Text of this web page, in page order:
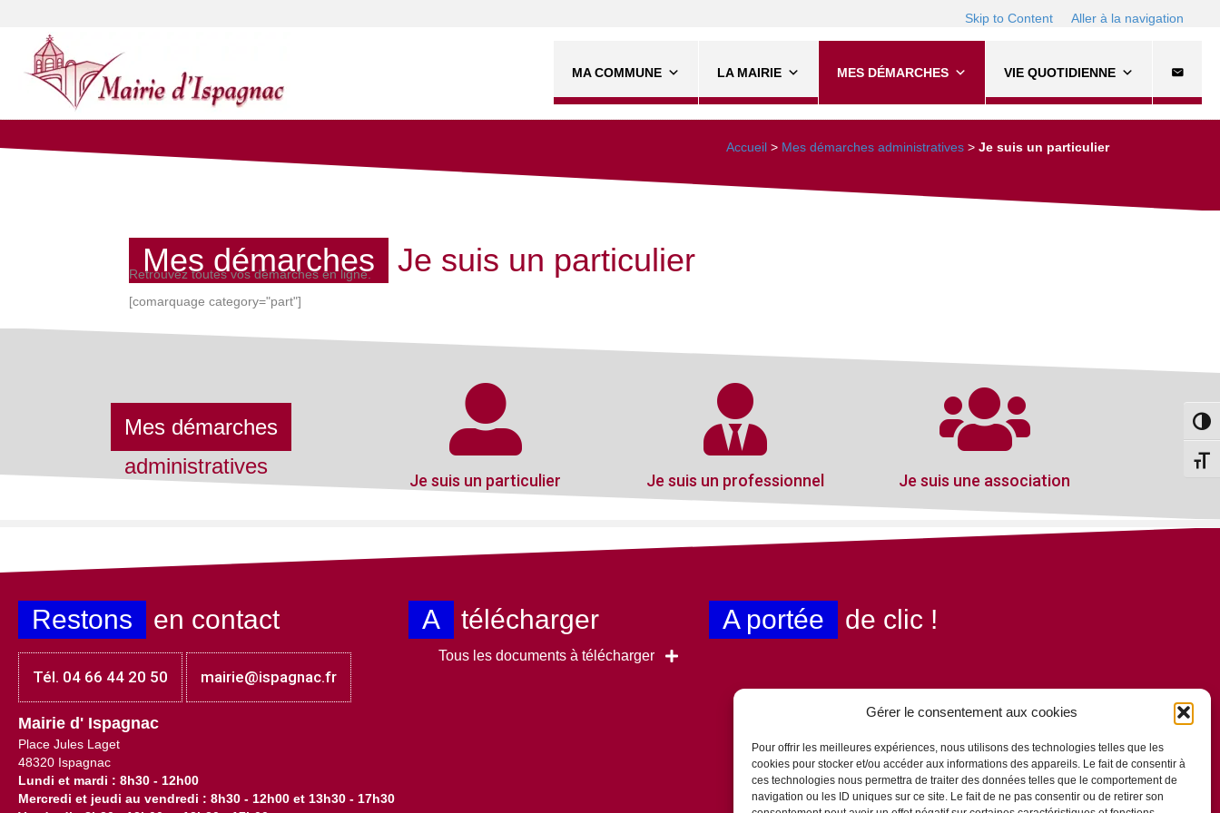
Gérer le consentement aux cookies
Pour offrir les meilleures expériences, nous utilisons des technologies telles que les
cookies pour stocker et/ou accéder aux informations des appareils. Le fait de consentir à
ces technologies nous permettra de traiter des données telles que le comportement de
navigation ou les ID uniques sur ce site. Le fait de ne pas consentir ou de retirer son
Skip to Content Aller à la navigation
MA COMMUNE LA MAIRIE MES DÉMARCHES VIE QUOTIDIENNE
Accueil > Mes démarches administratives > Je suis un particulier
Mes démarches Je suis un particulier
Retrouvez toutes vos démarches en ligne.
[comarquage category="part"]
Mes démarches
administratives
Je suis un particulier Je suis un professionnel Je suis une association
Restons en contact
Tél. 04 66 44 20 50 mairie@ispagnac.fr
Mairie d' Ispagnac
Place Jules Laget
48320 Ispagnac
Lundi et mardi : 8h30 - 12h00
Mercredi et jeudi au vendredi : 8h30 - 12h00 et 13h30 - 17h30
A télécharger
Tous les documents à télécharger
A portée de clic !